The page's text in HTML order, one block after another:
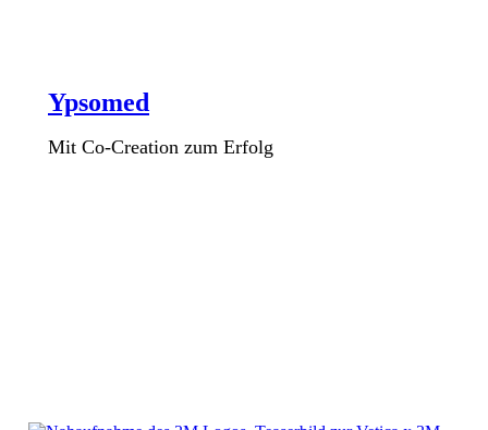
Ypsomed
Mit Co-Creation zum Erfolg